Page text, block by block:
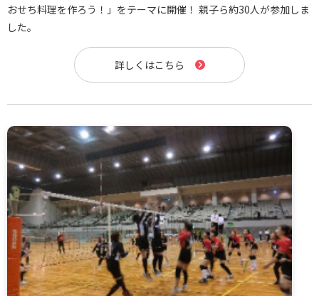
おせち料理を作ろう！」をテーマに開催！ 親子ら約30人が参加しま
した。
詳しくはこちら